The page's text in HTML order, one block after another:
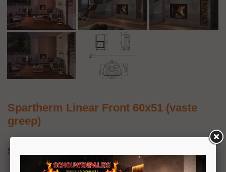
Spartherm Linear Front 60x51 (vaste
greep)
Spartherm Linear Front 60x51 (vaste greep)